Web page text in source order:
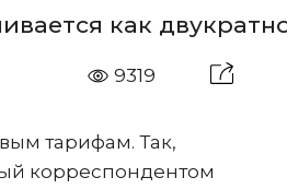
как
9319
тарифам. Так,
корреспондентом